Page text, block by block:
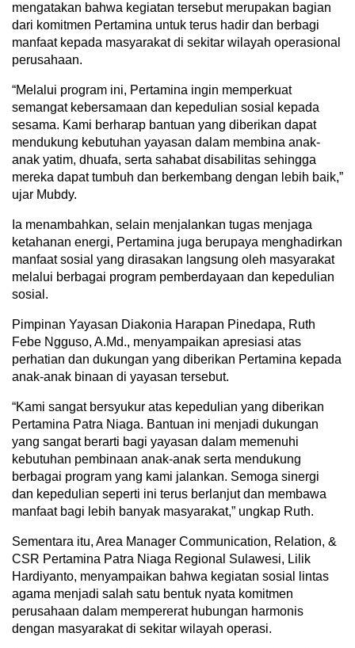
mengatakan bahwa kegiatan tersebut merupakan bagian
dari komitmen Pertamina untuk terus hadir dan berbagi
manfaat kepada masyarakat di sekitar wilayah operasional
perusahaan.
“Melalui program ini, Pertamina ingin memperkuat
semangat kebersamaan dan kepedulian sosial kepada
sesama. Kami berharap bantuan yang diberikan dapat
mendukung kebutuhan yayasan dalam membina anak-
anak yatim, dhuafa, serta sahabat disabilitas sehingga
mereka dapat tumbuh dan berkembang dengan lebih baik,”
ujar Mubdy.
Ia menambahkan, selain menjalankan tugas menjaga
ketahanan energi, Pertamina juga berupaya menghadirkan
manfaat sosial yang dirasakan langsung oleh masyarakat
melalui berbagai program pemberdayaan dan kepedulian
sosial.
Pimpinan Yayasan Diakonia Harapan Pinedapa, Ruth
Febe Ngguso, A.Md., menyampaikan apresiasi atas
perhatian dan dukungan yang diberikan Pertamina kepada
anak-anak binaan di yayasan tersebut.
“Kami sangat bersyukur atas kepedulian yang diberikan
Pertamina Patra Niaga. Bantuan ini menjadi dukungan
yang sangat berarti bagi yayasan dalam memenuhi
kebutuhan pembinaan anak-anak serta mendukung
berbagai program yang kami jalankan. Semoga sinergi
dan kepedulian seperti ini terus berlanjut dan membawa
manfaat bagi lebih banyak masyarakat,” ungkap Ruth.
Sementara itu, Area Manager Communication, Relation, &
CSR Pertamina Patra Niaga Regional Sulawesi, Lilik
Hardiyanto, menyampaikan bahwa kegiatan sosial lintas
agama menjadi salah satu bentuk nyata komitmen
perusahaan dalam mempererat hubungan harmonis
dengan masyarakat di sekitar wilayah operasi.